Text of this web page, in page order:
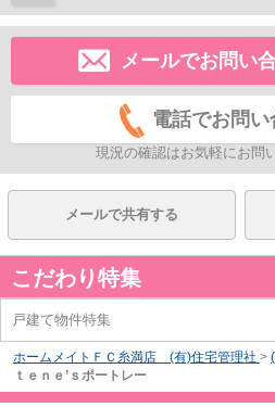
メールでお問い
電話でお問
現況の確認はお気軽にお問
メールで共有する
こだわり特集
戸建て物件特集
ホームメイトＦＣ糸満店 (有)住宅管理社 >
ｔｅｎｅ’ｓポートレー